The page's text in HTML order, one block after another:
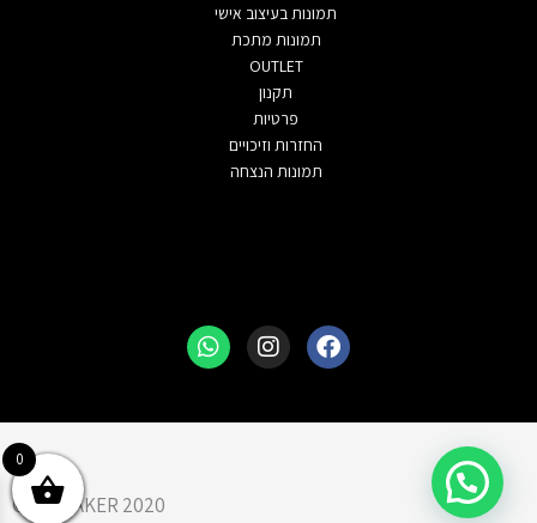
תמונות בעיצוב אישי
תמונות מתכת
OUTLET
תקנון
פרטיות
החזרות וזיכויים
תמונות הנצחה
3D MAKER 2020 ©
0